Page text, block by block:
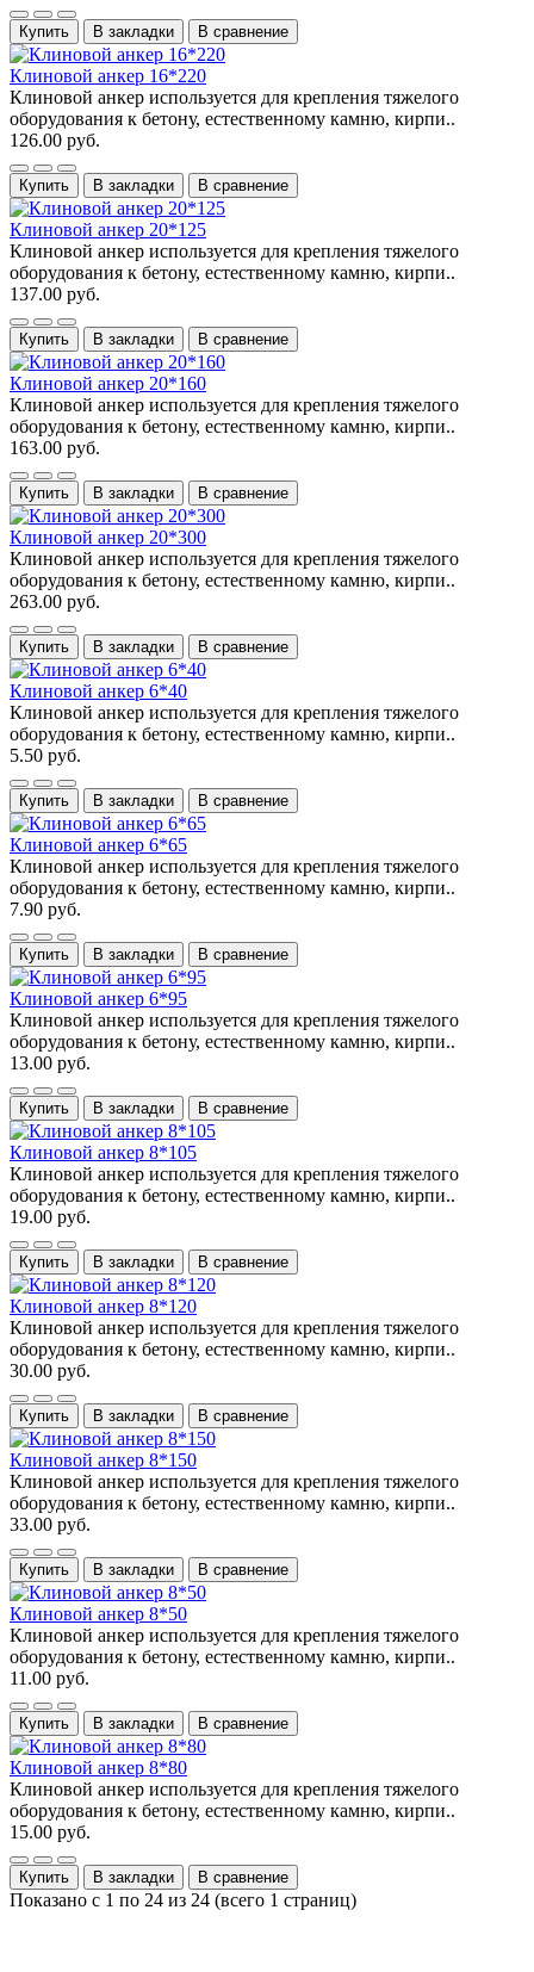
Купить В закладки В сравнение
Клиновой анкер 16*220
Клиновой анкер используется для крепления тяжелого
оборудования к бетону, естественному камню, кирпи..
126.00 руб.
Купить В закладки В сравнение
Клиновой анкер 20*125
Клиновой анкер используется для крепления тяжелого
оборудования к бетону, естественному камню, кирпи..
137.00 руб.
Купить В закладки В сравнение
Клиновой анкер 20*160
Клиновой анкер используется для крепления тяжелого
оборудования к бетону, естественному камню, кирпи..
163.00 руб.
Купить В закладки В сравнение
Клиновой анкер 20*300
Клиновой анкер используется для крепления тяжелого
оборудования к бетону, естественному камню, кирпи..
263.00 руб.
Купить В закладки В сравнение
Клиновой анкер 6*40
Клиновой анкер используется для крепления тяжелого
оборудования к бетону, естественному камню, кирпи..
5.50 руб.
Купить В закладки В сравнение
Клиновой анкер 6*65
Клиновой анкер используется для крепления тяжелого
оборудования к бетону, естественному камню, кирпи..
7.90 руб.
Купить В закладки В сравнение
Клиновой анкер 6*95
Клиновой анкер используется для крепления тяжелого
оборудования к бетону, естественному камню, кирпи..
13.00 руб.
Купить В закладки В сравнение
Клиновой анкер 8*105
Клиновой анкер используется для крепления тяжелого
оборудования к бетону, естественному камню, кирпи..
19.00 руб.
Купить В закладки В сравнение
Клиновой анкер 8*120
Клиновой анкер используется для крепления тяжелого
оборудования к бетону, естественному камню, кирпи..
30.00 руб.
Купить В закладки В сравнение
Клиновой анкер 8*150
Клиновой анкер используется для крепления тяжелого
оборудования к бетону, естественному камню, кирпи..
33.00 руб.
Купить В закладки В сравнение
Клиновой анкер 8*50
Клиновой анкер используется для крепления тяжелого
оборудования к бетону, естественному камню, кирпи..
11.00 руб.
Купить В закладки В сравнение
Клиновой анкер 8*80
Клиновой анкер используется для крепления тяжелого
оборудования к бетону, естественному камню, кирпи..
15.00 руб.
Купить В закладки В сравнение
Показано с 1 по 24 из 24 (всего 1 страниц)